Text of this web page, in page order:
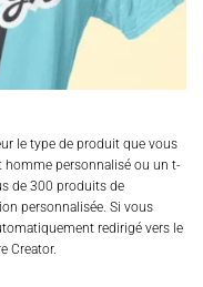
le type de produit que vous
homme personnalisé ou un t-
de 300 produits de
personnalisée. Si vous
redirigé vers le
Creator.